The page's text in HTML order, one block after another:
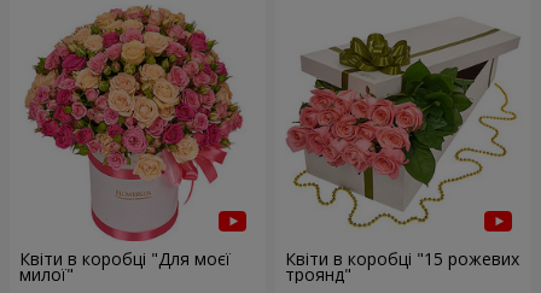
Квіти в коробці "Для моєї
милої"
Квіти в коробці "15 рожевих
троянд"